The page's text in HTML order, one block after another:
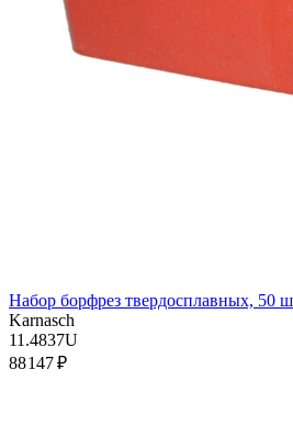
Набор борфрез твердосплавных, 50
Karnasch
11.4837U
88 147 ₽